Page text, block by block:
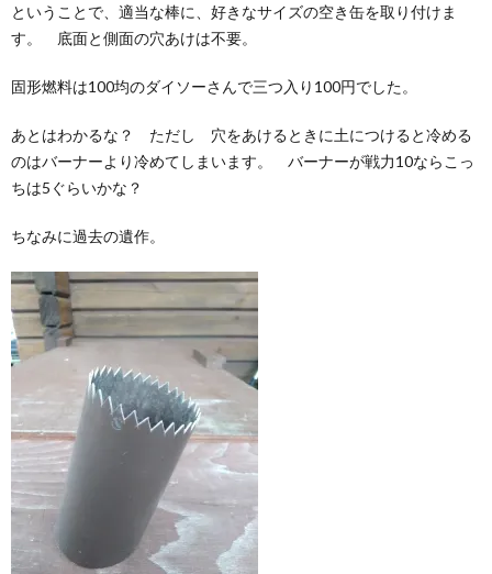
ということで、適当な棒に、好きなサイズの空き缶を取り付けま
す。 底面と側面の穴あけは不要。
固形燃料は100均のダイソーさんで三つ入り100円でした。
あとはわかるな？ ただし 穴をあけるときに土につけると冷める
のはバーナーより冷めてしまいます。 バーナーが戦力10ならこっ
ちは5ぐらいかな？
ちなみに過去の遺作。